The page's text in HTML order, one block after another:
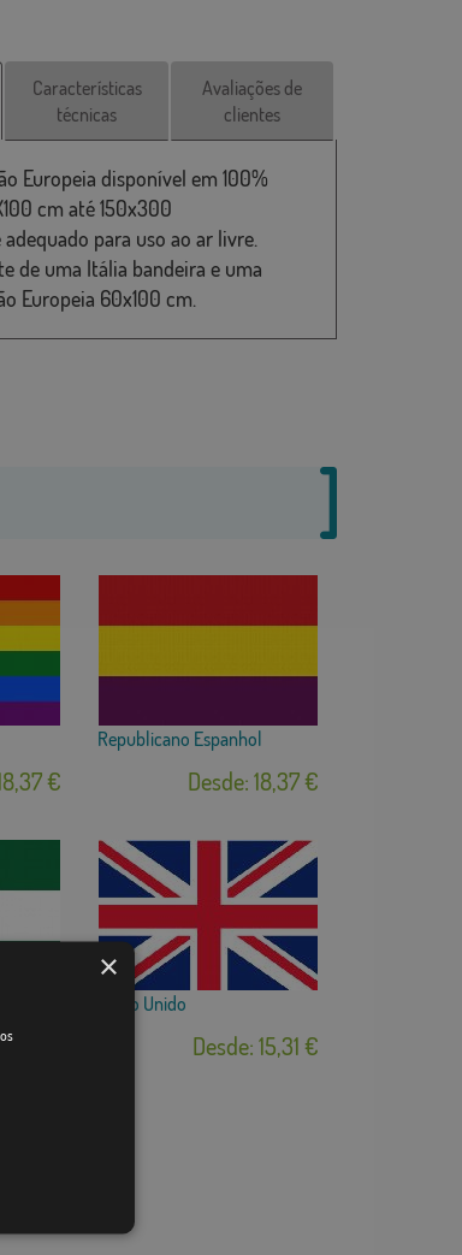
Características
técnicas
Avaliações de
clientes
Europeia disponível em 100%
cm até 150x300
para uso ao ar livre.
de uma Itália bandeira e uma
Europeia 60x100 cm.
€
Republicano Espanhol
Desde: 18,37 €
€
Reino Unido
Desde: 15,31 €
×